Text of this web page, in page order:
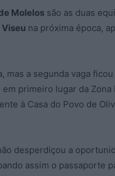
Molelos são as duas
na próxima época,
mas a segunda vaga
primeiro lugar da
à Casa do Povo de
desperdiçou a
assim o passaporte